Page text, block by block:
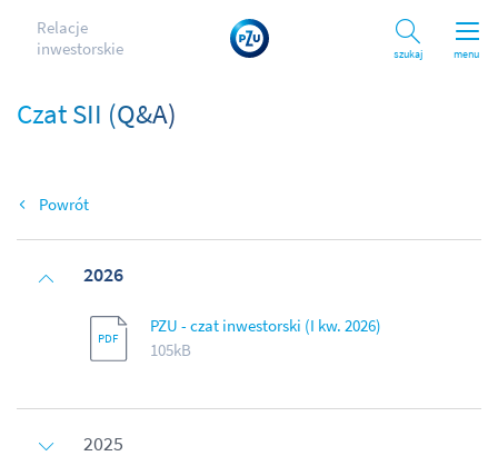
menu
Relacje
inwestorskie
Szukaj
Czat SII (Q&A)
Wróć
2026
PZU - czat inwestorski (I kw. 2026)
105kB
2025